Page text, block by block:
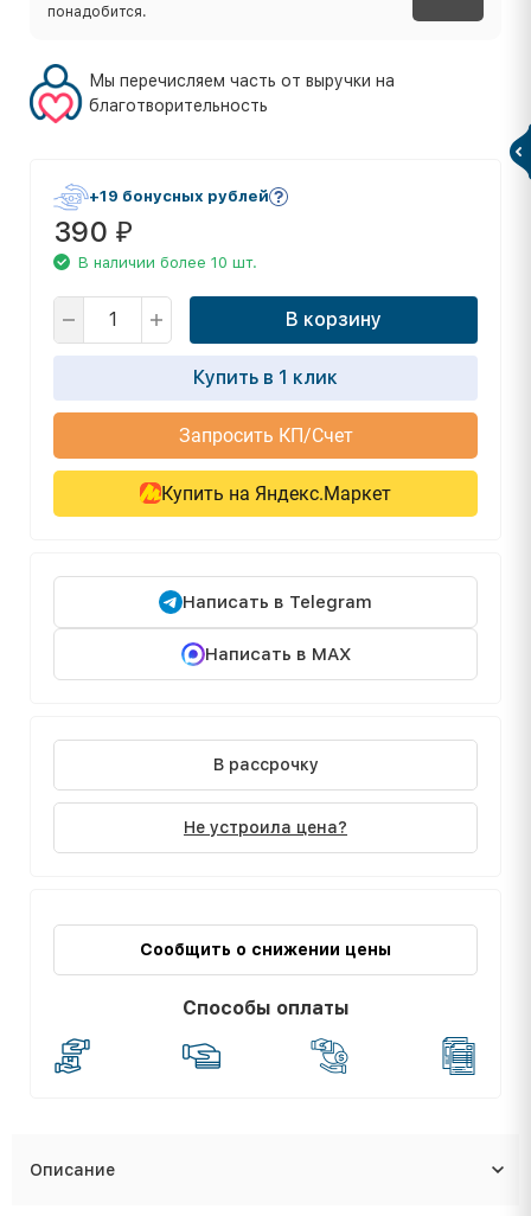
понадобится.
Мы перечисляем часть от выручки на
благотворительность
+19 бонусных рублей
390 ₽
В наличии более 10 шт.
В корзину
Купить в 1 клик
Запросить КП/Счет
Купить на Яндекс.Маркет
Написать в Telegram
Написать в MAX
В рассрочку
Не устроила цена?
Сообщить о снижении цены
Способы оплаты
Описание